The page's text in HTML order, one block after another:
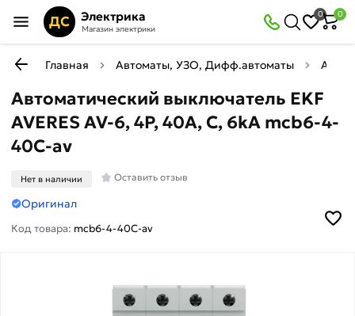
ДС Электрика
Магазин электрики
0 0
Главная Автоматы, УЗО, Дифф.автоматы
Автоматический выключатель EKF
AVERES AV-6, 4P, 40A, C, 6kA mcb6-4-
40C-av
Нет в наличии Оставить отзыв
Оригинал
Код товара: mcb6-4-40C-av